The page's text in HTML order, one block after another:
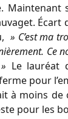
Maintenant
» C’est ma
Ce
Le lauréat
pour
à moins de
pour les